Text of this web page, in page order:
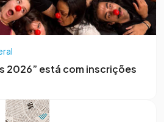
2026” está com inscrições